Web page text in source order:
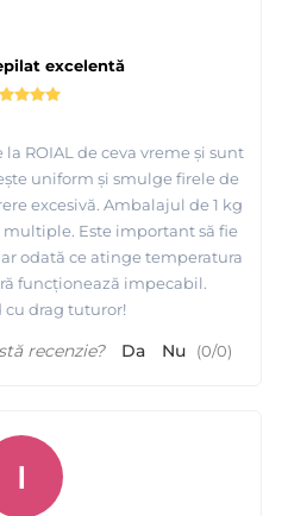
excelentă
ROIAL de ceva vreme și sunt
uniform și smulge firele de
excesivă. Ambalajul de 1 kg
Este important să fie
odată ce atinge temperatura
funcționează impecabil.
cu drag tuturor!
recenzie? Da Nu (0/0)
I